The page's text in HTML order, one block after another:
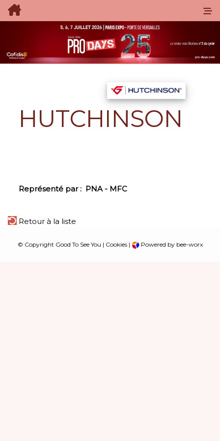
HUTCHINSON
Représenté par : PNA - MFC
Retour à la liste
© Copyright Good To See You | Cookies| Powered by bee-worx